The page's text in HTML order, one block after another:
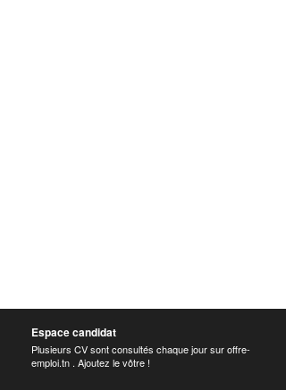
Espace candidat
Plusieurs CV sont consultés chaque jour sur offre-
emploi.tn . Ajoutez le vôtre !